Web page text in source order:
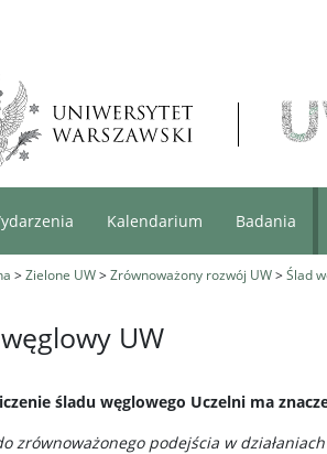
Kalendarium Badania
>Zielone UW>Zrównoważony rozwój UW>Ślad
UW
śladu węglowego Uczelni ma
zrównoważonego podejścia w